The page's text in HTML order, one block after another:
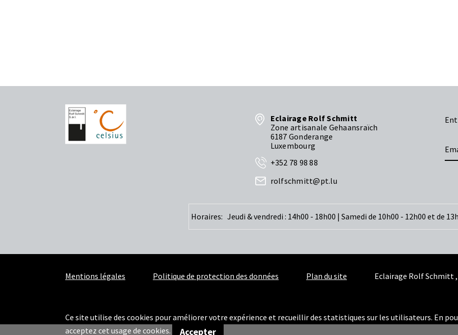
Eclairage Rolf Schmitt
Zone artisanale Gehaansraïch
6187 Gonderange
Luxembourg
+352 78 98 88
rolfschmitt@pt.lu
Horaires: Jeudi & vendredi : 14h00 - 18h00 | Samedi de 10h00 - 12h00 et de
Mentions légales Politique de protection des données Plan du site Eclairage Rolf Schmitt
Ce site utilise des cookies pour améliorer votre expérience et recueillir des statistiques sur les utilisateurs. En
acceptez cet usage de cookies.